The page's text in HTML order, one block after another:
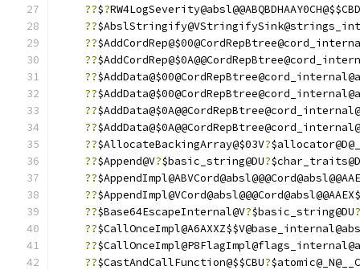
??$?
??
??
??
??
??
??
??
??$AllocateBackingArray@$03V?
??$Append@V?$basic_string@DU?
??
??
??$Base64EscapeInternal@V?$basic_string@DU?
??
??
??$CastAndCallFunction@$$CBU?